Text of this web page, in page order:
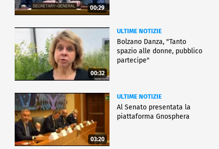
00:29
00:32
ULTIME NOTIZIE
Bolzano Danza, "Tanto
spazio alle donne, pubblico
partecipe"
03:20
ULTIME NOTIZIE
Al Senato presentata la
piattaforma Gnosphera